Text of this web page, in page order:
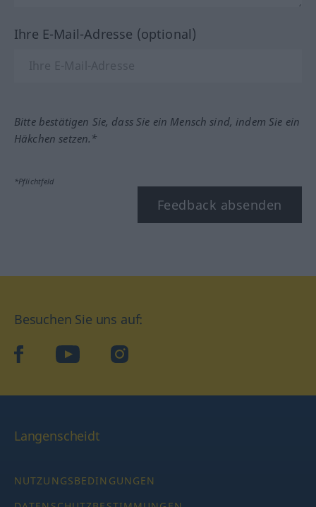
Ihre E-Mail-Adresse (optional)
Bitte bestätigen Sie, dass Sie ein Mensch sind, indem Sie ein
Häkchen setzen.*
*Pflichtfeld
Feedback absenden
Besuchen Sie uns auf:
facebookYouTube Instagram
Langenscheidt
NUTZUNGSBEDINGUNGEN